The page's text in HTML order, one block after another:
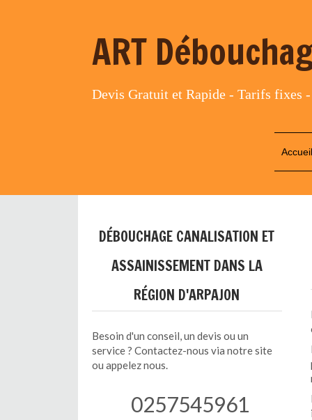
ART
Devis Gratuit et Rapide - Tarifs fixes
Accueil
DÉBOUCHAGE CANALISATION ET
ASSAINISSEMENT DANS LA
RÉGION D'ARPAJON
Besoin d'un conseil, un devis ou un
service ? Contactez-nous via notre site
ou appelez nous.
0257545961